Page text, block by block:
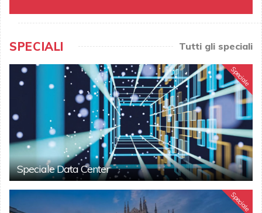
SPECIALI Tutti gli speciali
Speciale
Speciale Data Center
Speciale